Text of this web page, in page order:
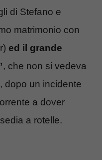
di Stefano e
matrimonio con
ed il grande
, che non si vedeva
dopo un incidente
a dover
a rotelle.